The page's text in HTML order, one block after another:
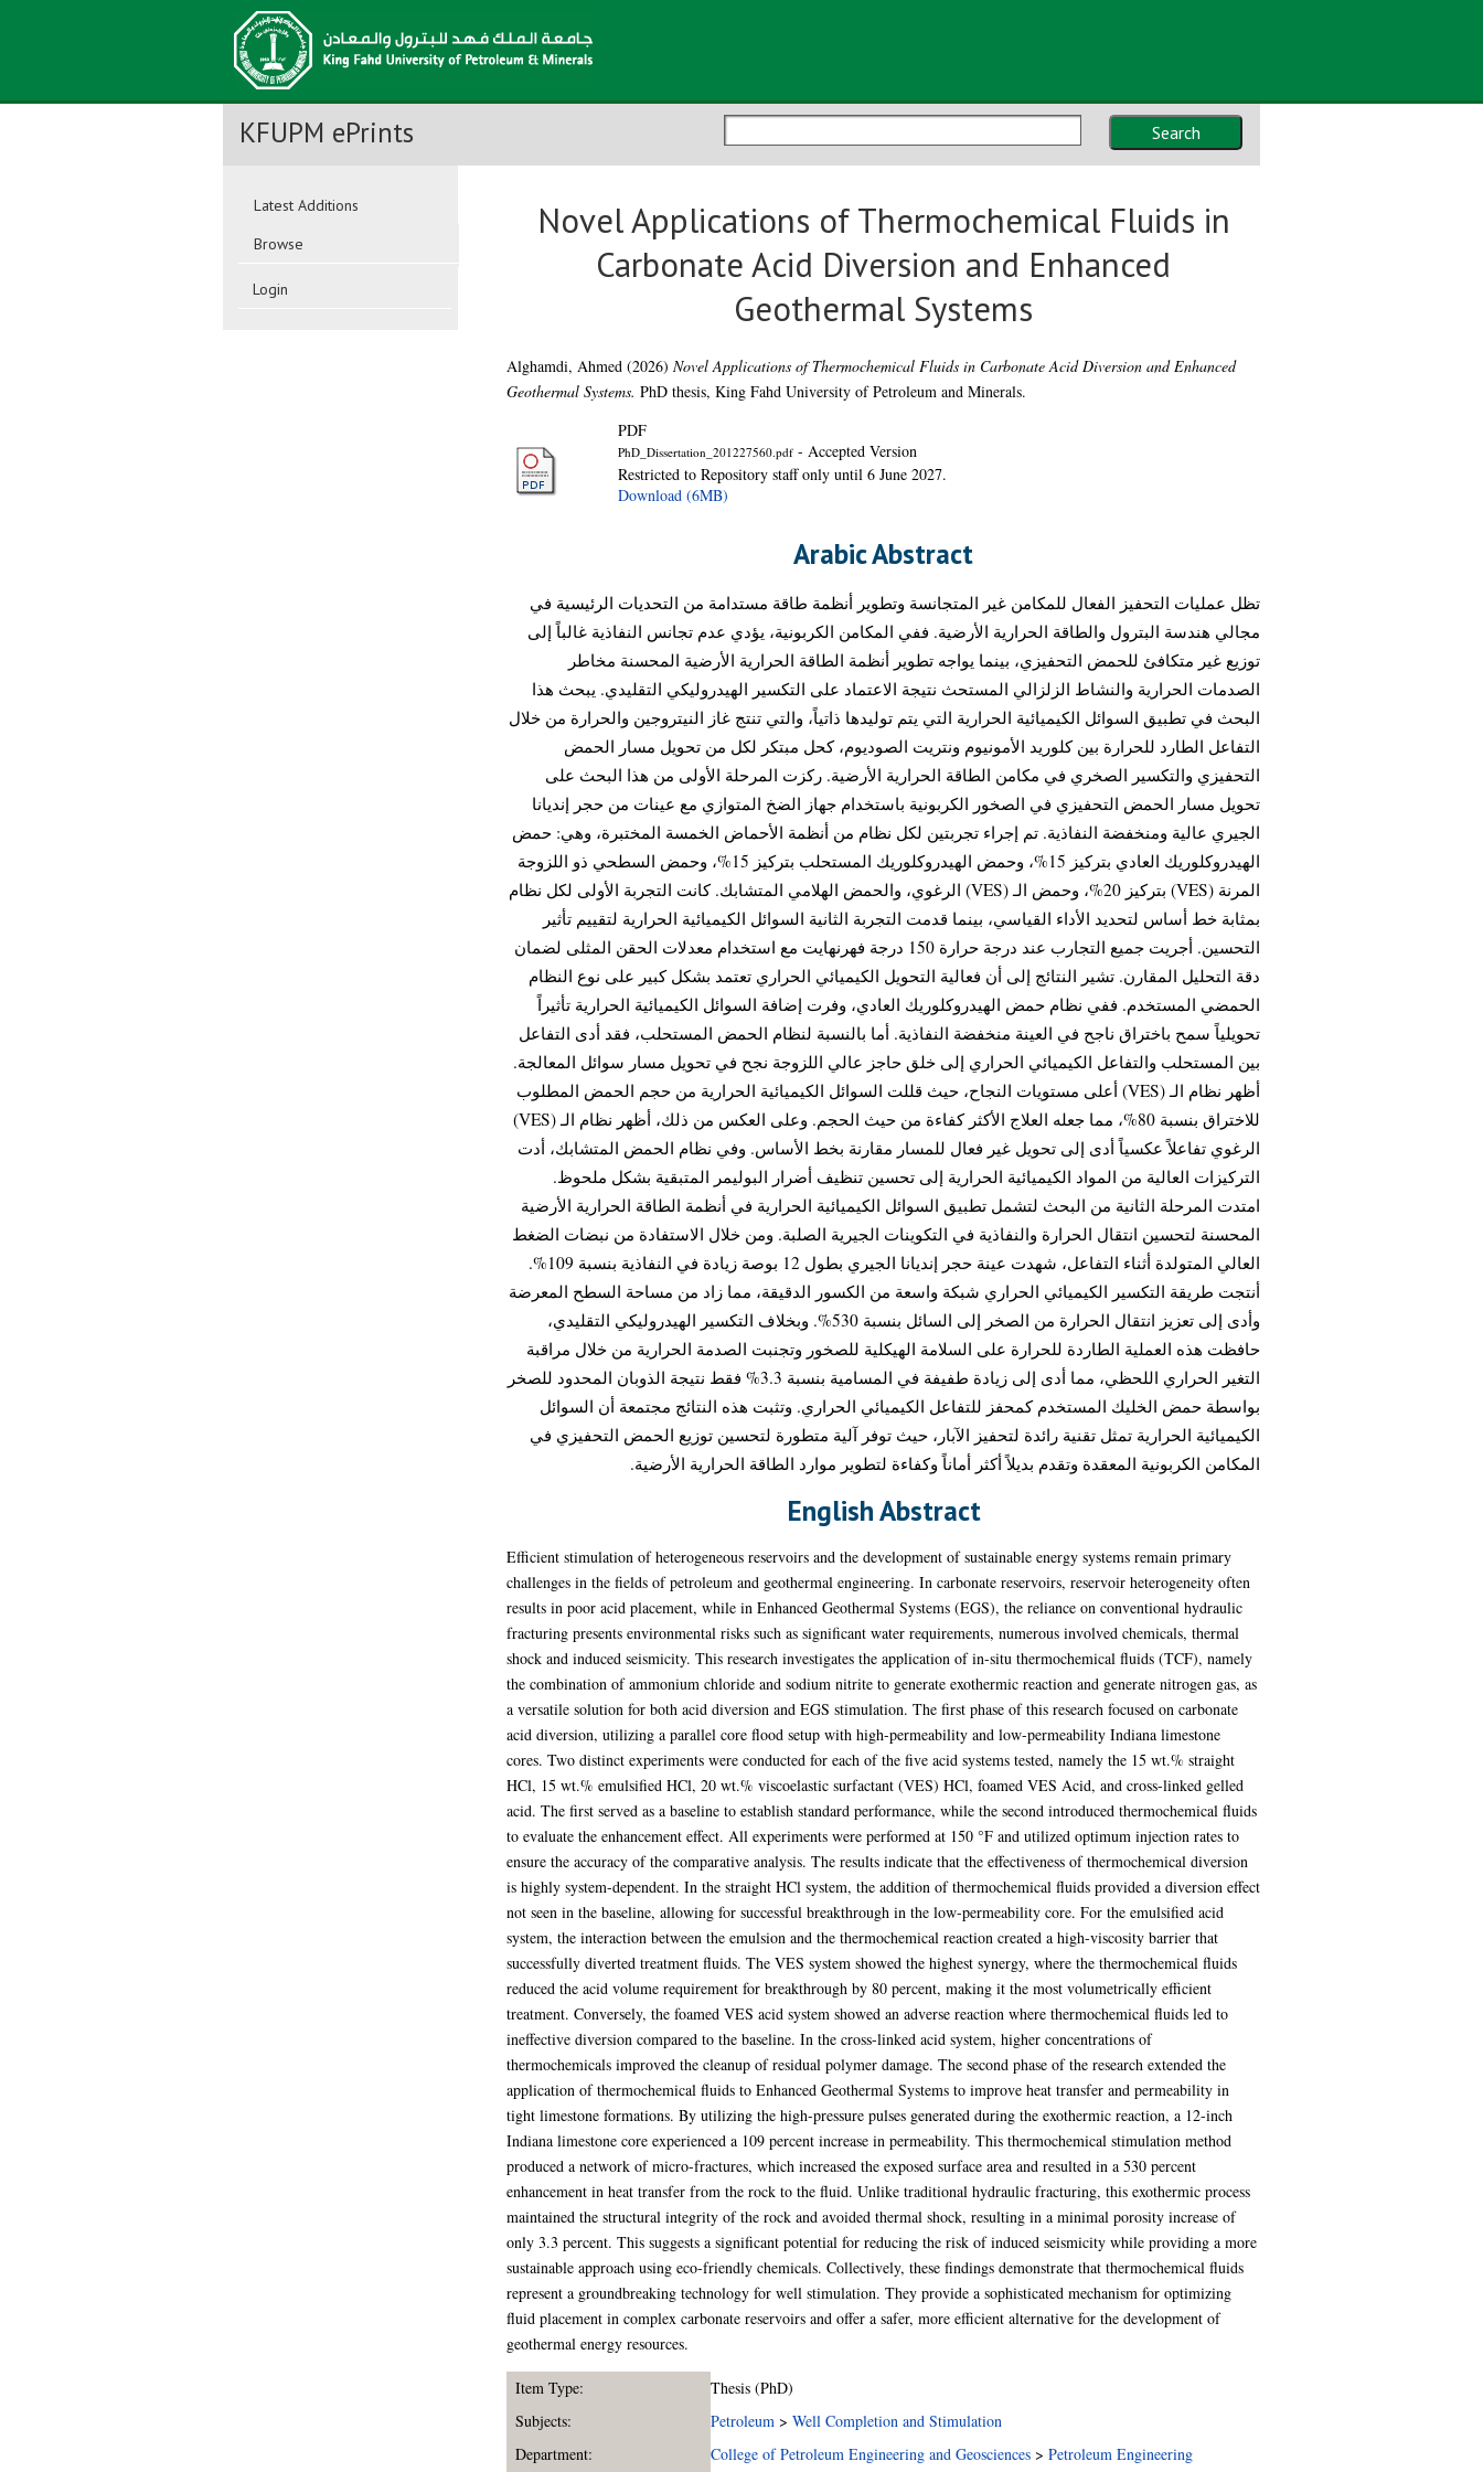
Search
KFUPM ePrints
Latest Additions
Browse
Login
Novel Applications of Thermochemical Fluids in
Carbonate Acid Diversion and Enhanced
Geothermal Systems
Alghamdi, Ahmed(2026) Novel Applications of Thermochemical Fluids in Carbonate Acid Diversion and Enhanced
Geothermal Systems. PhD thesis, King Fahd University of Petroleum and Minerals.
PDF
PhD_Dissertation_201227560.pdf- Accepted Version
Restricted to Repository staff only until 6 June 2027.
Download (6MB)
Arabic Abstract
تظل عمليات التحفيز الفعال للمكامن غير المتجانسة وتطوير أنظمة طاقة مستدامة من التحديات الرئيسية في
مجالي هندسة البترول والطاقة الحرارية الأرضية. ففي المكامن الكربونية، يؤدي عدم تجانس النفاذية غالباً إلى
توزيع غير متكافئ للحمض التحفيزي، بينما يواجه تطوير أنظمة الطاقة الحرارية الأرضية المحسنة مخاطر
الصدمات الحرارية والنشاط الزلزالي المستحث نتيجة الاعتماد على التكسير الهيدروليكي التقليدي. يبحث هذا
البحث في تطبيق السوائل الكيميائية الحرارية التي يتم توليدها ذاتياً، والتي تنتج غاز النيتروجين والحرارة من خلال
التفاعل الطارد للحرارة بين كلوريد الأمونيوم ونتريت الصوديوم، كحل مبتكر لكل من تحويل مسار الحمض
التحفيزي والتكسير الصخري في مكامن الطاقة الحرارية الأرضية. ركزت المرحلة الأولى من هذا البحث على
تحويل مسار الحمض التحفيزي في الصخور الكربونية باستخدام جهاز الضخ المتوازي مع عينات من حجر إنديانا
الجيري عالية ومنخفضة النفاذية. تم إجراء تجربتين لكل نظام من أنظمة الأحماض الخمسة المختبرة، وهي: حمض
الهيدروكلوريك العادي بتركيز 15%، وحمض الهيدروكلوريك المستحلب بتركيز 15%، وحمض السطحي ذو اللزوجة
المرنة (VES) بتركيز 20%، وحمض الـ (VES) الرغوي، والحمض الهلامي المتشابك. كانت التجربة الأولى لكل نظام
بمثابة خط أساس لتحديد الأداء القياسي، بينما قدمت التجربة الثانية السوائل الكيميائية الحرارية لتقييم تأثير
التحسين. أجريت جميع التجارب عند درجة حرارة 150 درجة فهرنهايت مع استخدام معدلات الحقن المثلى لضمان
دقة التحليل المقارن. تشير النتائج إلى أن فعالية التحويل الكيميائي الحراري تعتمد بشكل كبير على نوع النظام
الحمضي المستخدم. ففي نظام حمض الهيدروكلوريك العادي، وفرت إضافة السوائل الكيميائية الحرارية تأثيراً
تحويلياً سمح باختراق ناجح في العينة منخفضة النفاذية. أما بالنسبة لنظام الحمض المستحلب، فقد أدى التفاعل
بين المستحلب والتفاعل الكيميائي الحراري إلى خلق حاجز عالي اللزوجة نجح في تحويل مسار سوائل المعالجة.
أظهر نظام الـ (VES) أعلى مستويات النجاح، حيث قللت السوائل الكيميائية الحرارية من حجم الحمض المطلوب
للاختراق بنسبة 80%، مما جعله العلاج الأكثر كفاءة من حيث الحجم. وعلى العكس من ذلك، أظهر نظام الـ (VES)
الرغوي تفاعلاً عكسياً أدى إلى تحويل غير فعال للمسار مقارنة بخط الأساس. وفي نظام الحمض المتشابك، أدت
التركيزات العالية من المواد الكيميائية الحرارية إلى تحسين تنظيف أضرار البوليمر المتبقية بشكل ملحوظ.
امتدت المرحلة الثانية من البحث لتشمل تطبيق السوائل الكيميائية الحرارية في أنظمة الطاقة الحرارية الأرضية
المحسنة لتحسين انتقال الحرارة والنفاذية في التكوينات الجيرية الصلبة. ومن خلال الاستفادة من نبضات الضغط
العالي المتولدة أثناء التفاعل، شهدت عينة حجر إنديانا الجيري بطول 12 بوصة زيادة في النفاذية بنسبة 109%.
أنتجت طريقة التكسير الكيميائي الحراري شبكة واسعة من الكسور الدقيقة، مما زاد من مساحة السطح المعرضة
وأدى إلى تعزيز انتقال الحرارة من الصخر إلى السائل بنسبة 530%. وبخلاف التكسير الهيدروليكي التقليدي،
حافظت هذه العملية الطاردة للحرارة على السلامة الهيكلية للصخور وتجنبت الصدمة الحرارية من خلال مراقبة
التغير الحراري اللحظي، مما أدى إلى زيادة طفيفة في المسامية بنسبة 3.3% فقط نتيجة الذوبان المحدود للصخر
بواسطة حمض الخليك المستخدم كمحفز للتفاعل الكيميائي الحراري. وتثبت هذه النتائج مجتمعة أن السوائل
الكيميائية الحرارية تمثل تقنية رائدة لتحفيز الآبار، حيث توفر آلية متطورة لتحسين توزيع الحمض التحفيزي في
المكامن الكربونية المعقدة وتقدم بديلاً أكثر أماناً وكفاءة لتطوير موارد الطاقة الحرارية الأرضية.
English Abstract
Efficient stimulation of heterogeneous reservoirs and the development of sustainable energy systems remain primary
challenges in the fields of petroleum and geothermal engineering. In carbonate reservoirs, reservoir heterogeneity often
results in poor acid placement, while in Enhanced Geothermal Systems (EGS), the reliance on conventional hydraulic
fracturing presents environmental risks such as significant water requirements, numerous involved chemicals, thermal
shock and induced seismicity. This research investigates the application of in-situ thermochemical fluids (TCF), namely
the combination of ammonium chloride and sodium nitrite to generate exothermic reaction and generate nitrogen gas, as
a versatile solution for both acid diversion and EGS stimulation. The first phase of this research focused on carbonate
acid diversion, utilizing a parallel core flood setup with high-permeability and low-permeability Indiana limestone
cores. Two distinct experiments were conducted for each of the five acid systems tested, namely the 15 wt.% straight
HCl, 15 wt.% emulsified HCl, 20 wt.% viscoelastic surfactant (VES) HCl, foamed VES Acid, and cross-linked gelled
acid. The first served as a baseline to establish standard performance, while the second introduced thermochemical fluids
to evaluate the enhancement effect. All experiments were performed at 150 °F and utilized optimum injection rates to
ensure the accuracy of the comparative analysis. The results indicate that the effectiveness of thermochemical diversion
is highly system-dependent. In the straight HCl system, the addition of thermochemical fluids provided a diversion effect
not seen in the baseline, allowing for successful breakthrough in the low-permeability core. For the emulsified acid
system, the interaction between the emulsion and the thermochemical reaction created a high-viscosity barrier that
successfully diverted treatment fluids. The VES system showed the highest synergy, where the thermochemical fluids
reduced the acid volume requirement for breakthrough by 80 percent, making it the most volumetrically efficient
treatment. Conversely, the foamed VES acid system showed an adverse reaction where thermochemical fluids led to
ineffective diversion compared to the baseline. In the cross-linked acid system, higher concentrations of
thermochemicals improved the cleanup of residual polymer damage. The second phase of the research extended the
application of thermochemical fluids to Enhanced Geothermal Systems to improve heat transfer and permeability in
tight limestone formations. By utilizing the high-pressure pulses generated during the exothermic reaction, a 12-inch
Indiana limestone core experienced a 109 percent increase in permeability. This thermochemical stimulation method
produced a network of micro-fractures, which increased the exposed surface area and resulted in a 530 percent
enhancement in heat transfer from the rock to the fluid. Unlike traditional hydraulic fracturing, this exothermic process
maintained the structural integrity of the rock and avoided thermal shock, resulting in a minimal porosity increase of
only 3.3 percent. This suggests a significant potential for reducing the risk of induced seismicity while providing a more
sustainable approach using eco-friendly chemicals. Collectively, these findings demonstrate that thermochemical fluids
represent a groundbreaking technology for well stimulation. They provide a sophisticated mechanism for optimizing
fluid placement in complex carbonate reservoirs and offer a safer, more efficient alternative for the development of
geothermal energy resources.
Item Type:
Thesis (PhD)
Subjects:
Petroleum> Well Completion and Stimulation
Department:
College of Petroleum Engineering and Geosciences> Petroleum Engineering